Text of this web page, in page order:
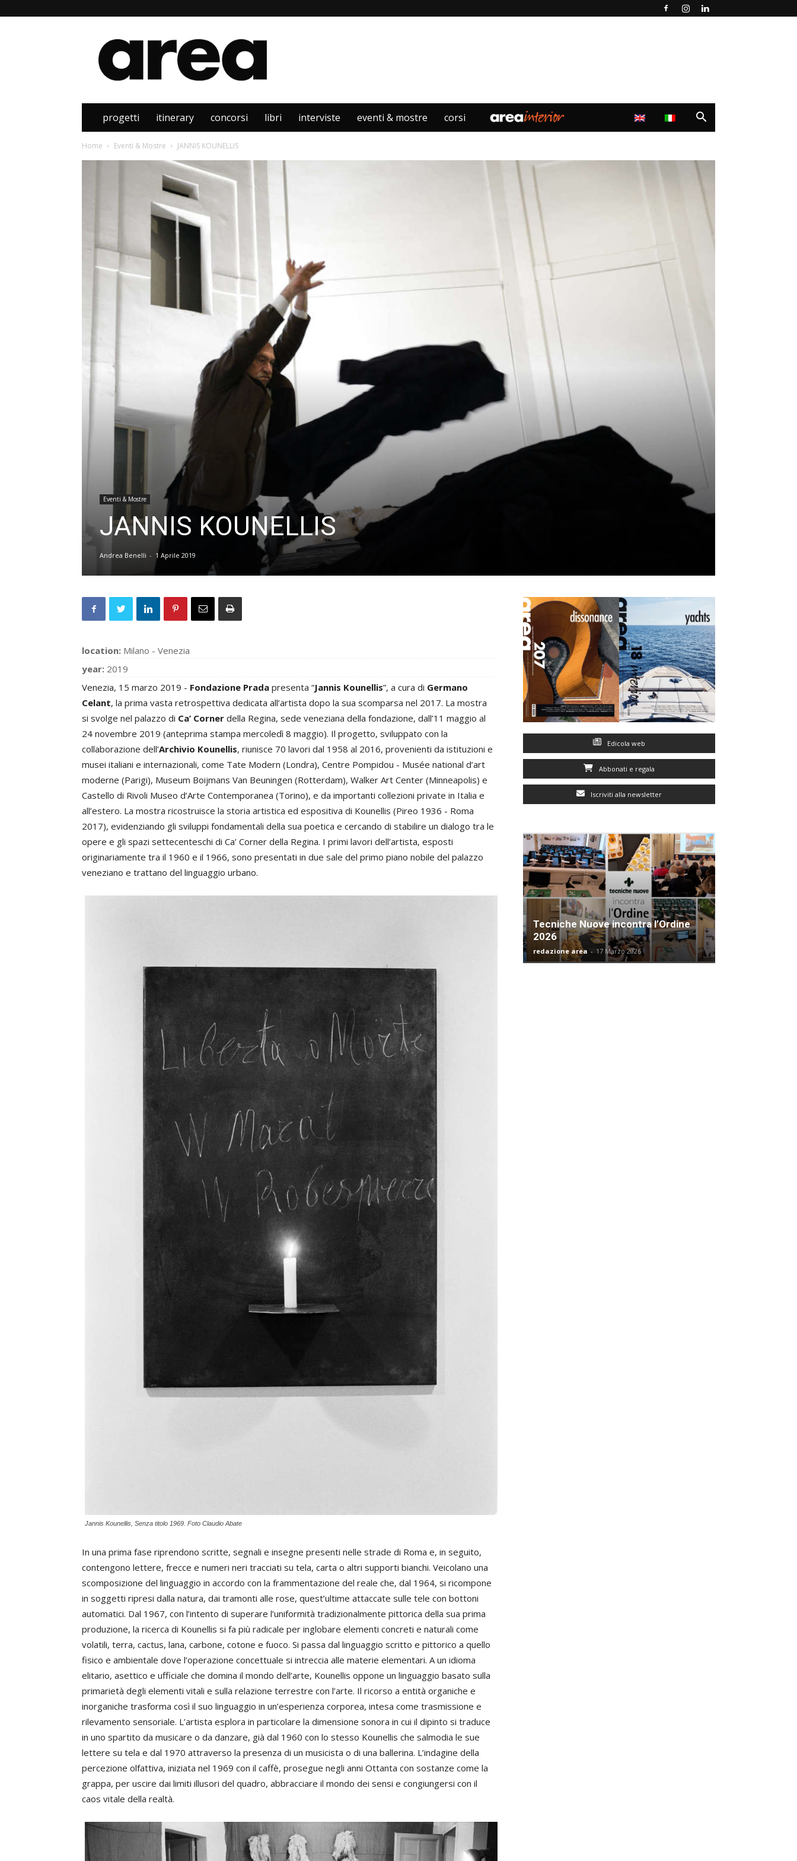
Area
progetti itinerary concorsi libri interviste eventi & mostre corsi
Home Eventi & Mostre JANNIS KOUNELLIS
Eventi & Mostre
JANNIS KOUNELLIS
Andrea Benelli - 1 Aprile 2019
location: Milano - Venezia
year: 2019
Venezia, 15 marzo 2019 - Fondazione Prada presenta “Jannis Kounellis”, a cura di Germano
Celant, la prima vasta retrospettiva dedicata all’artista dopo la sua scomparsa nel 2017. La mostra
si svolge nel palazzo di Ca’ Corner della Regina, sede veneziana della fondazione, dall’11 maggio al
24 novembre 2019 (anteprima stampa mercoledì 8 maggio). Il progetto, sviluppato con la
collaborazione dell’Archivio Kounellis, riunisce 70 lavori dal 1958 al 2016, provenienti da istituzioni e
musei italiani e internazionali, come Tate Modern (Londra), Centre Pompidou - Musée national d’art
moderne (Parigi), Museum Boijmans Van Beuningen (Rotterdam), Walker Art Center (Minneapolis) e
Castello di Rivoli Museo d’Arte Contemporanea (Torino), e da importanti collezioni private in Italia e
all’estero. La mostra ricostruisce la storia artistica ed espositiva di Kounellis (Pireo 1936 - Roma
2017), evidenziando gli sviluppi fondamentali della sua poetica e cercando di stabilire un dialogo tra le
opere e gli spazi settecenteschi di Ca’ Corner della Regina. I primi lavori dell’artista, esposti
originariamente tra il 1960 e il 1966, sono presentati in due sale del primo piano nobile del palazzo
veneziano e trattano del linguaggio urbano.
Jannis Kounellis, Senza titolo 1969. Foto Claudio Abate
In una prima fase riprendono scritte, segnali e insegne presenti nelle strade di Roma e, in seguito,
contengono lettere, frecce e numeri neri tracciati su tela, carta o altri supporti bianchi. Veicolano una
scomposizione del linguaggio in accordo con la frammentazione del reale che, dal 1964, si ricompone
in soggetti ripresi dalla natura, dai tramonti alle rose, quest’ultime attaccate sulle tele con bottoni
automatici. Dal 1967, con l’intento di superare l’uniformità tradizionalmente pittorica della sua prima
produzione, la ricerca di Kounellis si fa più radicale per inglobare elementi concreti e naturali come
volatili, terra, cactus, lana, carbone, cotone e fuoco. Si passa dal linguaggio scritto e pittorico a quello
fisico e ambientale dove l’operazione concettuale si intreccia alle materie elementari. A un idioma
elitario, asettico e ufficiale che domina il mondo dell’arte, Kounellis oppone un linguaggio basato sulla
primarietà degli elementi vitali e sulla relazione terrestre con l’arte. Il ricorso a entità organiche e
inorganiche trasforma così il suo linguaggio in un’esperienza corporea, intesa come trasmissione e
rilevamento sensoriale. L’artista esplora in particolare la dimensione sonora in cui il dipinto si traduce
in uno spartito da musicare o da danzare, già dal 1960 con lo stesso Kounellis che salmodia le sue
lettere su tela e dal 1970 attraverso la presenza di un musicista o di una ballerina. L’indagine della
percezione olfattiva, iniziata nel 1969 con il caffè, prosegue negli anni Ottanta con sostanze come la
grappa, per uscire dai limiti illusori del quadro, abbracciare il mondo dei sensi e congiungersi con il
caos vitale della realtà.
Edicola web
Abbonati e regala
Iscriviti alla newsletter
Tecniche Nuove incontra l’Ordine
2026
redazione area - 17 Marzo 2026